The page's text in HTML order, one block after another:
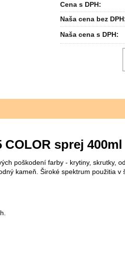
Cena s DPH:
Naša cena bez
Naša cena s DPH:
COLOR sprej 400ml
poškodení farby - krytiny, skrutky,
kameň. Široké spektrum použitia v